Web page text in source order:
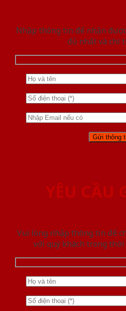
Nhập thông tin để nhận
đủ nhất và chi
YÊU CẦU
Vui lòng nhập thông tin để
với quý khách trong